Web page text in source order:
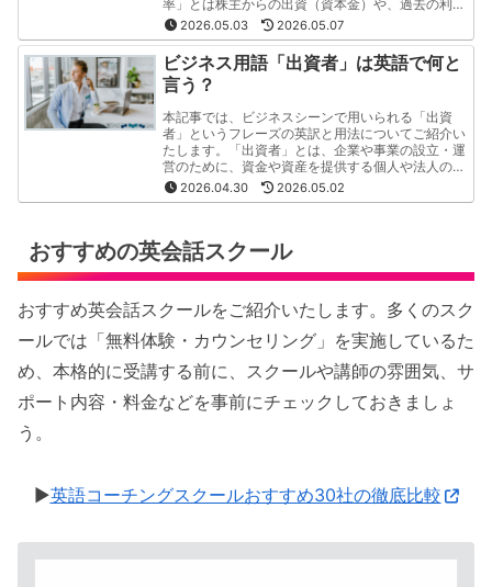
率」とは株主からの出資（資本金）や、過去の利益
の積み立て（利益剰余金）で構成されているもので
す。
2026.05.03 2026.05.07
ビジネス用語「出資者」は英語で何と
言う？
本記事では、ビジネスシーンで用いられる「出資
者」というフレーズの英訳と用法についてご紹介い
たします。「出資者」とは、企業や事業の設立・運
営のために、資金や資産を提供する個人や法人のこ
とです。この記事では「出資者」というフレーズの
英訳と用法を"分かりやすく・簡潔"にご紹介いたし
2026.04.30 2026.05.02
おすすめの英会話スクール
おすすめ英会話スクールをご紹介いたします。多くのスク
ールでは「無料体験・カウンセリング」を実施しているた
め、本格的に受講する前に、スクールや講師の雰囲気、サ
ポート内容・料金などを事前にチェックしておきましょ
う。
▶︎英語コーチングスクールおすすめ30社の徹底比較